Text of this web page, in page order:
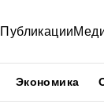
Публикации
Экономика